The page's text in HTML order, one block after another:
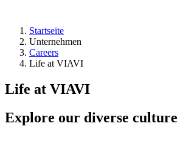
Startseite
Unternehmen
Careers
Life at VIAVI
Life at VIAVI
Explore our diverse culture